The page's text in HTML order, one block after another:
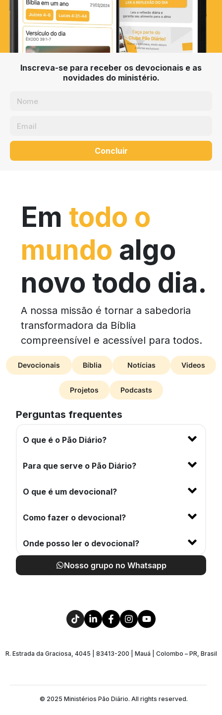
Inscreva-se para receber os devocionais e as
novidades do ministério.
Concluir
Em todo o
mundo algo
novo todo dia.
A nossa missão é tornar a sabedoria
transformadora da Bíblia
compreensível e acessível para todos.
Devocionais Bíblia Notícias Videos
Projetos Podcasts
Perguntas frequentes
O que é o Pão Diário?
Para que serve o Pão Diário?
O que é um devocional?
Como fazer o devocional?
Onde posso ler o devocional?
Nosso grupo no Whatsapp
R. Estrada da Graciosa, 4045 | 83413-200 | Mauá | Colombo – PR, Brasil
© 2025 Ministérios Pão Diário. All rights reserved.